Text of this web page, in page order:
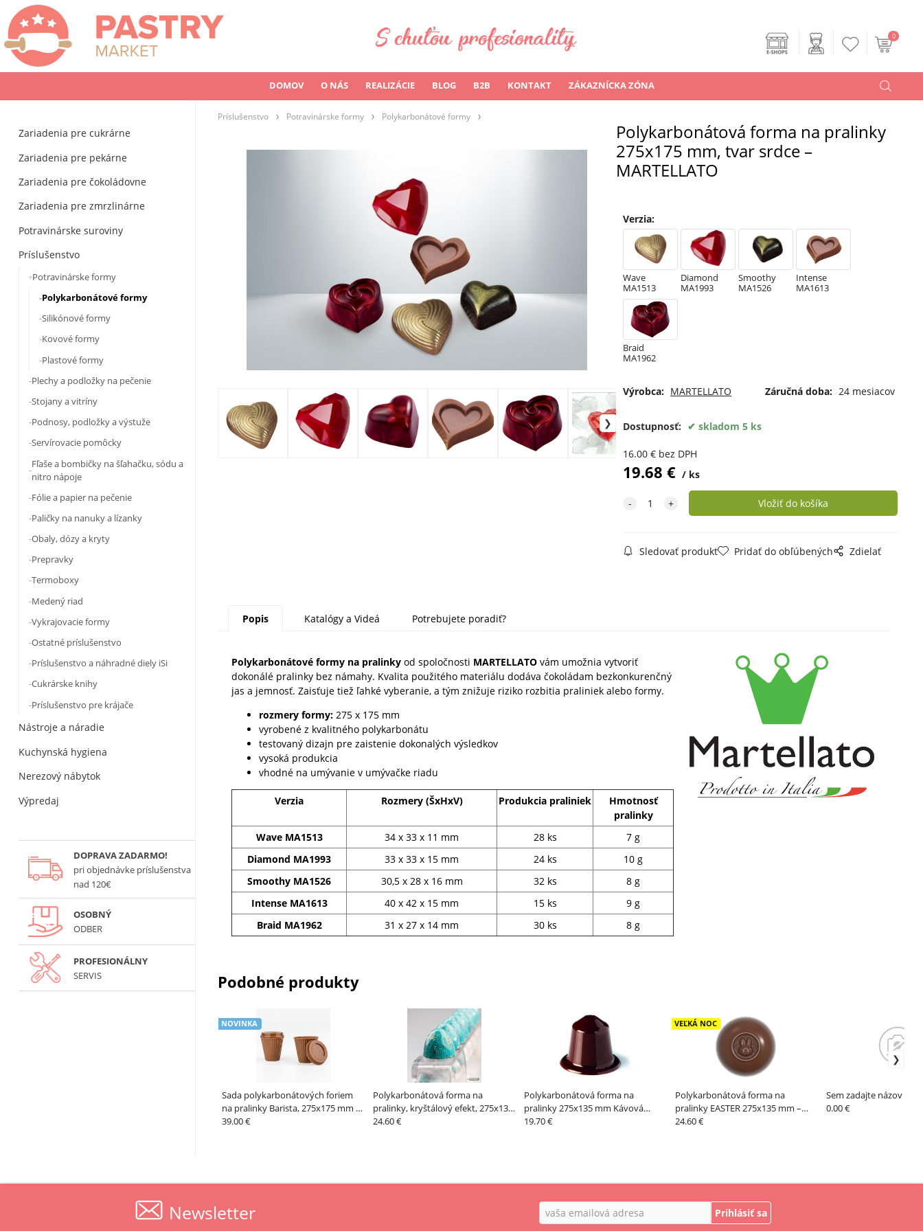
DOMOV O NÁS REALIZÁCIE BLOG B2B KONTAKT ZÁKAZNÍCKA ZÓNA
0
Zariadenia pre cukrárne
Zariadenia pre pekárne
Zariadenia pre čokoládovne
Zariadenia pre zmrzlinárne
Potravinárske suroviny
Príslušenstvo
Potravinárske formy
Polykarbonátové formy
Silikónové formy
Kovové formy
Plastové formy
Plechy a podložky na pečenie
Stojany a vitríny
Podnosy, podložky a výstuže
Servírovacie pomôcky
Fľaše a bombičky na šľahačku, sódu a
nitro nápoje
Fólie a papier na pečenie
Paličky na nanuky a lízanky
Obaly, dózy a kryty
Prepravky
Termoboxy
Medený riad
Vykrajovacie formy
Ostatné príslušenstvo
Príslušenstvo a náhradné diely iSi
Cukrárske knihy
Príslušenstvo pre krájače
Nástroje a náradie
Kuchynská hygiena
Nerezový nábytok
Výpredaj
DOPRAVA ZADARMO!
pri objednávke príslušenstva
nad 120€
OSOBNÝ
ODBER
PROFESIONÁLNY
SERVIS
Príslušenstvo Potravinárske formy Polykarbonátové formy
Polykarbonátová forma na pralinky
275x175 mm, tvar srdce –
MARTELLATO
Verzia:
Wave
MA1513
Diamond
MA1993
Smoothy
MA1526
Intense
MA1613
Braid
MA1962
Výrobca: MARTELLATO Záručná doba: 24 mesiacov
Dostupnosť: skladom 5 ks
16.00 € bez DPH
19.68 € ks
Sledovať produkt Pridať do obľúbených Zdielať
Popis Katalógy a Videá Potrebujete poradiť?
Polykarbonátové formy na pralinky od spoločnosti MARTELLATO vám umožnia vytvoriť
dokonálé pralinky bez námahy. Kvalita použitého materiálu dodáva čokoládam bezkonkurenčný
jas a jemnosť. Zaisťuje tiež ľahké vyberanie, a tým znižuje riziko rozbitia praliniek alebo formy.
rozmery formy:275 x 175 mm
vyrobené z kvalitného polykarbonátu
testovaný dizajn pre zaistenie dokonalých výsledkov
vysoká produkcia
vhodné na umývanie v umývačke riadu
Verzia Rozmery (ŠxHxV) Produkcia praliniek
Hmotnosť
pralinky
Wave MA1513
34 x 33 x 11 mm 28 ks
7 g
Diamond MA1993
33 x 33 x 15 mm 24 ks
10 g
Smoothy MA1526
30,5 x 28 x 16 mm 32 ks
8 g
Intense MA1613
40 x 42 x 15 mm 15 ks
9 g
Braid MA1962
31 x 27 x 14 mm 30 ks 8 g
Podobné produkty
Sada polykarbonátových foriem
na pralinky Barista, 275x175 mm –
MARTELLATO
NOVINKA
39.00 €
Polykarbonátová forma na
pralinky, kryštálový efekt, 275x135
mm – CHOCOLATE WORLD
24.60 €
Polykarbonátová forma na
pralinky 275x135 mm Kávová
kapsula, línia Innovation – PAVONI
19.70 €
Polykarbonátová forma na
pralinky EASTER 275x135 mm –
CHOCOLATE WORLD
VEĽKÁ NOC
24.60 €
Sem zadajte názov
0.00 €
Newsletter Prihlásiť sa